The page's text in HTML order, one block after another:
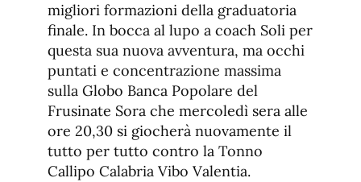
migliori formazioni della graduatoria
finale. In bocca al lupo a coach Soli per
questa sua nuova avventura, ma occhi
puntati e concentrazione massima
sulla Globo Banca Popolare del
Frusinate Sora che mercoledì sera alle
ore 20,30 si giocherà nuovamente il
tutto per tutto contro la Tonno
Callipo Calabria Vibo Valentia.